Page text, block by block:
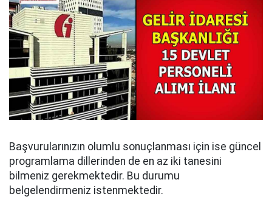
Başvurularınızın olumlu sonuçlanması için ise güncel
programlama dillerinden de en az iki tanesini
bilmeniz gerekmektedir. Bu durumu
belgelendirmeniz istenmektedir.